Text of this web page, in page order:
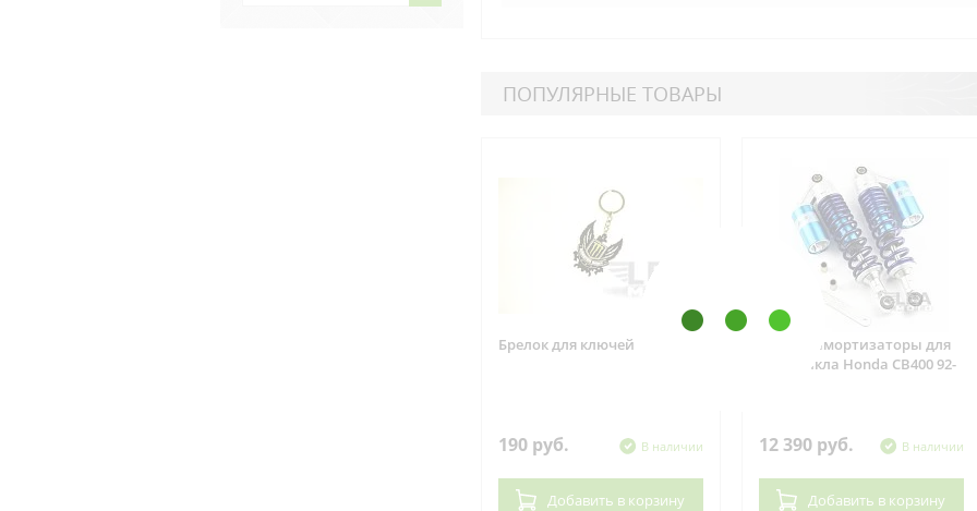
ПОПУЛЯРНЫЕ ТОВАРЫ
Брелок для ключей
190 руб. В наличии
Добавить в корзину
Задние амортизаторы для
мотоцикла Honda CB400 92-
12 390 руб. В наличии
Добавить в корзину